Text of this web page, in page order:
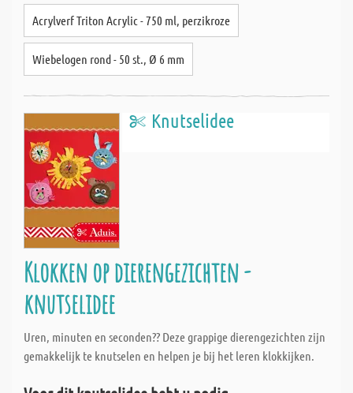
Acrylverf Triton Acrylic - 750 ml, perzikroze
Wiebelogen rond - 50 st., Ø 6 mm
Knutselidee
Klokken op dierengezichten -
knutselidee
Uren, minuten en seconden?? Deze grappige dierengezichten zijn
gemakkelijk te knutselen en helpen je bij het leren klokkijken.